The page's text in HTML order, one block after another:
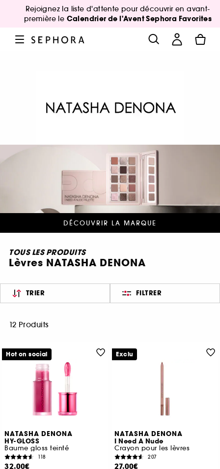
Rejoignez la liste d'attente pour découvrir en avant-
première le Calendrier de l'Avent Sephora Favorites
DÉCOUVRIR LA MARQUE
TOUS LES PRODUITS
Lèvres NATASHA DENONA
TRIER FILTRER
12 Produits
NATASHA DENONA
HY-GLOSS
Baume gloss teinté
118
32,00€
Hot on social
NATASHA DENONA
I Need A Nude
Crayon pour les lèvres
207
27,00€
Exclu